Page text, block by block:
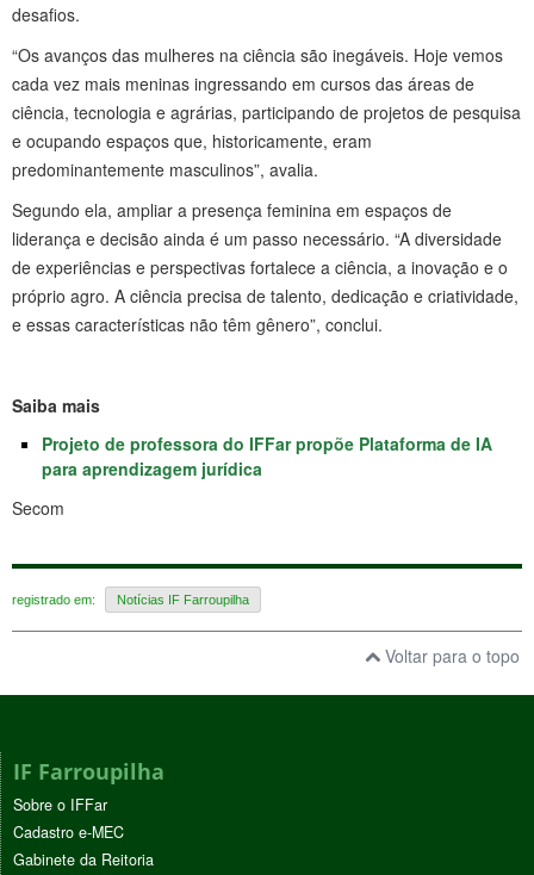
desafios.
“Os avanços das mulheres na ciência são inegáveis. Hoje vemos
cada vez mais meninas ingressando em cursos das áreas de
ciência, tecnologia e agrárias, participando de projetos de pesquisa
e ocupando espaços que, historicamente, eram
predominantemente masculinos”, avalia.
Segundo ela, ampliar a presença feminina em espaços de
liderança e decisão ainda é um passo necessário. “A diversidade
de experiências e perspectivas fortalece a ciência, a inovação e o
próprio agro. A ciência precisa de talento, dedicação e criatividade,
e essas características não têm gênero”, conclui.
Saiba mais
Projeto de professora do IFFar propõe Plataforma de IA
para aprendizagem jurídica
Secom
registrado em: Notícias IF Farroupilha
Voltar para o topo
IF Farroupilha
Sobre o IFFar
Cadastro e-MEC
Gabinete da Reitoria